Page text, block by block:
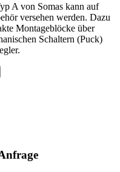
A von Somas kann auf
versehen werden. Dazu
Montageblöcke über
Schaltern (Puck)